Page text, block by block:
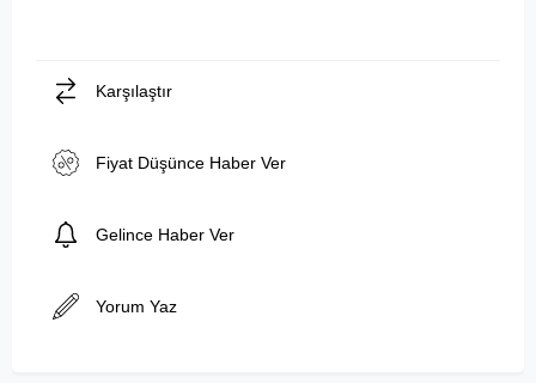
Karşılaştır
Fiyat Düşünce Haber Ver
Gelince Haber Ver
Yorum Yaz